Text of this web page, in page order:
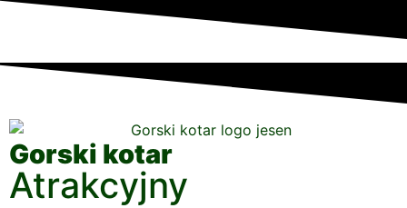
Gorski kotar
Atrakcyjny